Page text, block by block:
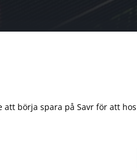
att börja spara på Savr för att